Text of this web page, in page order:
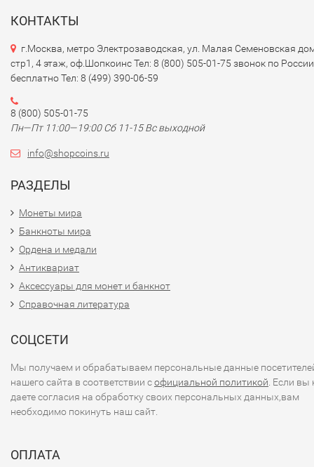
КОНТАКТЫ
г.Москва, метро Электрозаводская, ул. Малая Семеновская
стр1, 4 этаж, оф.Шопкоинс Тел: 8 (800) 505-01-75 звонок по России
бесплатно Тел: 8 (499) 390-06-59
8 (800) 505-01-75
Пн—Пт 11:00—19:00 Сб 11-15 Вс выходной
info@shopcoins.ru
РАЗДЕЛЫ
Монеты мира
Банкноты мира
Ордена и медали
Антиквариат
Аксессуары для монет и банкнот
Справочная литература
СОЦСЕТИ
Мы получаем и обрабатываем персональные данные
нашего сайта в соответствии софициальной политикой. Если вы
даете согласия на обработку своих персональных данных,вам
необходимо покинуть наш сайт.
ОПЛАТА